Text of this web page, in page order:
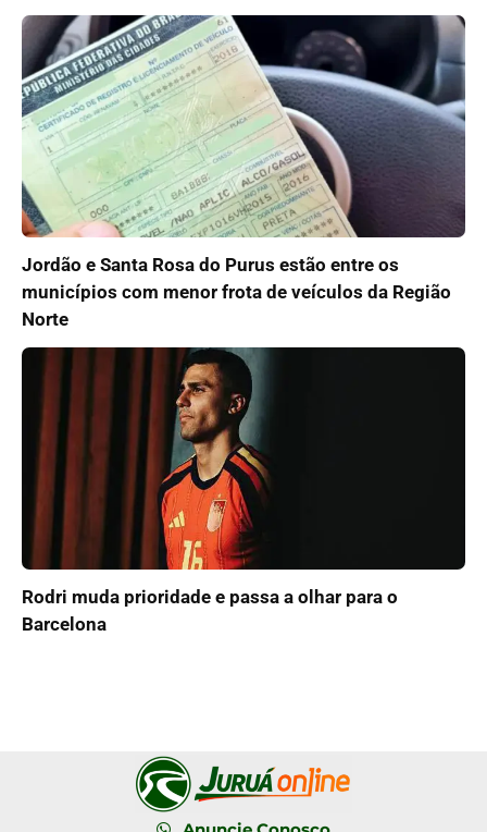
Jordão e Santa Rosa do Purus estão entre os
municípios com menor frota de veículos da Região
Norte
Rodri muda prioridade e passa a olhar para o
Barcelona